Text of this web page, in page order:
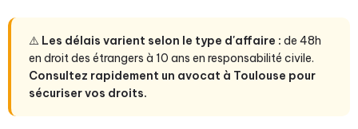
⚠️ Les délais varient selon le type d'affaire : de 48h
en droit des étrangers à 10 ans en responsabilité civile.
Consultez rapidement un avocat à Toulouse pour
sécuriser vos droits.